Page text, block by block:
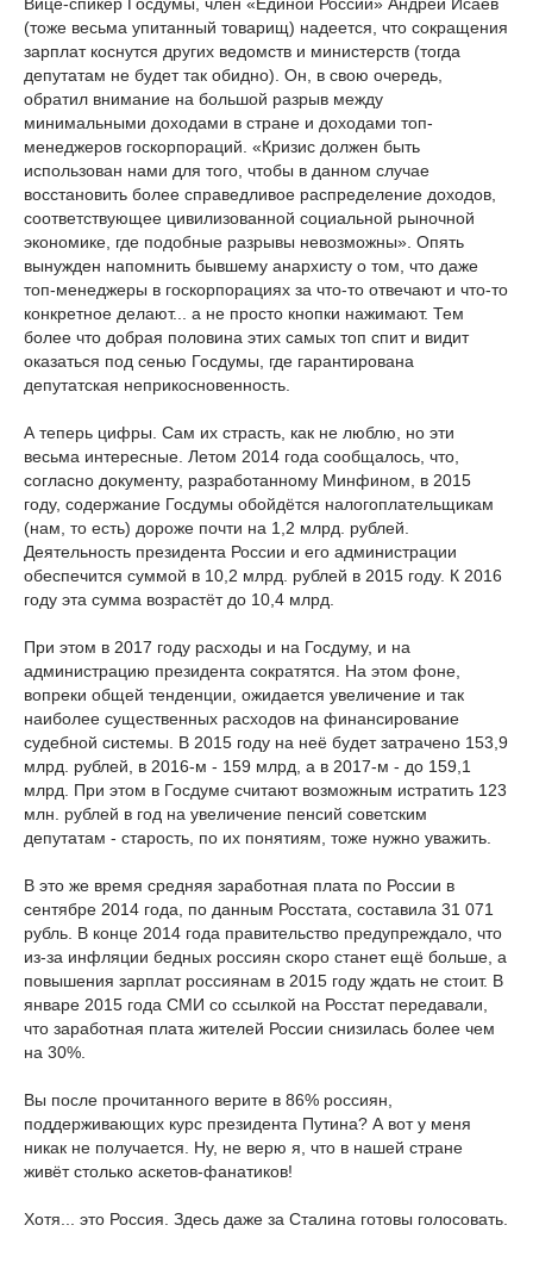
(тоже весьма упитанный товарищ) надеется, что сокращения
зарплат коснутся других ведомств и министерств (тогда
депутатам не будет так обидно). Он, в свою очередь,
обратил внимание на большой разрыв между
минимальными доходами в стране и доходами топ-
менеджеров госкорпораций. «Кризис должен быть
использован нами для того, чтобы в данном случае
восстановить более справедливое распределение доходов,
соответствующее цивилизованной социальной рыночной
экономике, где подобные разрывы невозможны». Опять
вынужден напомнить бывшему анархисту о том, что даже
топ-менеджеры в госкорпорациях за что-то отвечают и что-то
конкретное делают... а не просто кнопки нажимают. Тем
более что добрая половина этих самых топ спит и видит
оказаться под сенью Госдумы, где гарантирована
депутатская неприкосновенность.
А теперь цифры. Сам их страсть, как не люблю, но эти
весьма интересные. Летом 2014 года сообщалось, что,
согласно документу, разработанному Минфином, в 2015
году, содержание Госдумы обойдётся налогоплательщикам
(нам, то есть) дороже почти на 1,2 млрд. рублей.
Деятельность президента России и его администрации
обеспечится суммой в 10,2 млрд. рублей в 2015 году. К 2016
году эта сумма возрастёт до 10,4 млрд.
При этом в 2017 году расходы и на Госдуму, и на
администрацию президента сократятся. На этом фоне,
вопреки общей тенденции, ожидается увеличение и так
наиболее существенных расходов на финансирование
судебной системы. В 2015 году на неё будет затрачено 153,9
млрд. рублей, в 2016-м - 159 млрд, а в 2017-м - до 159,1
млрд. При этом в Госдуме считают возможным истратить 123
млн. рублей в год на увеличение пенсий советским
депутатам - старость, по их понятиям, тоже нужно уважить.
В это же время средняя заработная плата по России в
сентябре 2014 года, по данным Росстата, составила 31 071
рубль. В конце 2014 года правительство предупреждало, что
из-за инфляции бедных россиян скоро станет ещё больше, а
повышения зарплат россиянам в 2015 году ждать не стоит. В
январе 2015 года СМИ со ссылкой на Росстат передавали,
что заработная плата жителей России снизилась более чем
на 30%.
Вы после прочитанного верите в 86% россиян,
поддерживающих курс президента Путина? А вот у меня
никак не получается. Ну, не верю я, что в нашей стране
живёт столько аскетов-фанатиков!
Хотя... это Россия. Здесь даже за Сталина готовы голосовать.